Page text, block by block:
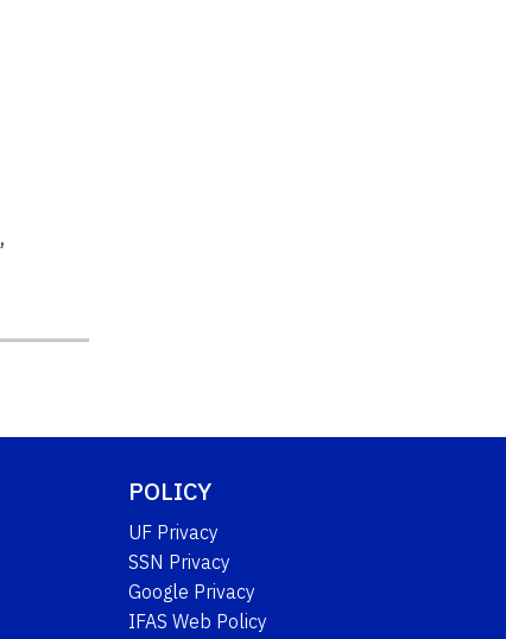
,
POLICY
UF Privacy
SSN Privacy
Google Privacy
IFAS Web Policy